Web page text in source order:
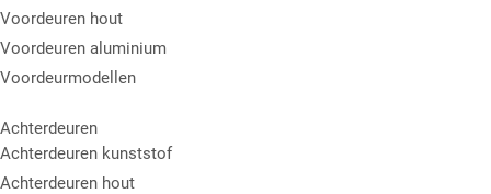
Voordeuren hout
Voordeuren aluminium
Voordeurmodellen
Achterdeuren
Achterdeuren kunststof
Achterdeuren hout